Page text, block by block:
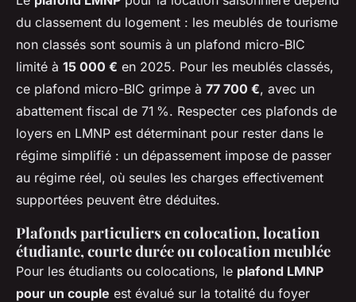
du classement du logement : les meublés de tourisme
non classés sont soumis à un plafond micro-BIC
limité à 15 000 € en 2025. Pour les meublés classés,
ce plafond micro-BIC grimpe à 77 700 €, avec un
abattement fiscal de 71 %. Respecter ces plafonds de
loyers en LMNP est déterminant pour rester dans le
régime simplifié : un dépassement impose de passer
au régime réel, où seules les charges effectivement
supportées peuvent être déduites.
Plafonds particuliers en colocation, location
étudiante, courte durée ou colocation meublée
Pour les étudiants ou colocations, le plafond LMNP
pour un couple est évalué sur la totalité du foyer